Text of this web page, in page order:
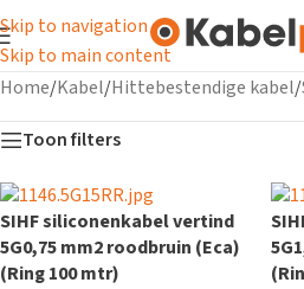
Skip to navigation
Skip to main content
Home/Kabel/Hittebestendige kabel/
Toon filters
SIHF siliconenkabel vertind
5G0,75 mm2 roodbruin (Eca)
(Ring 100 mtr)